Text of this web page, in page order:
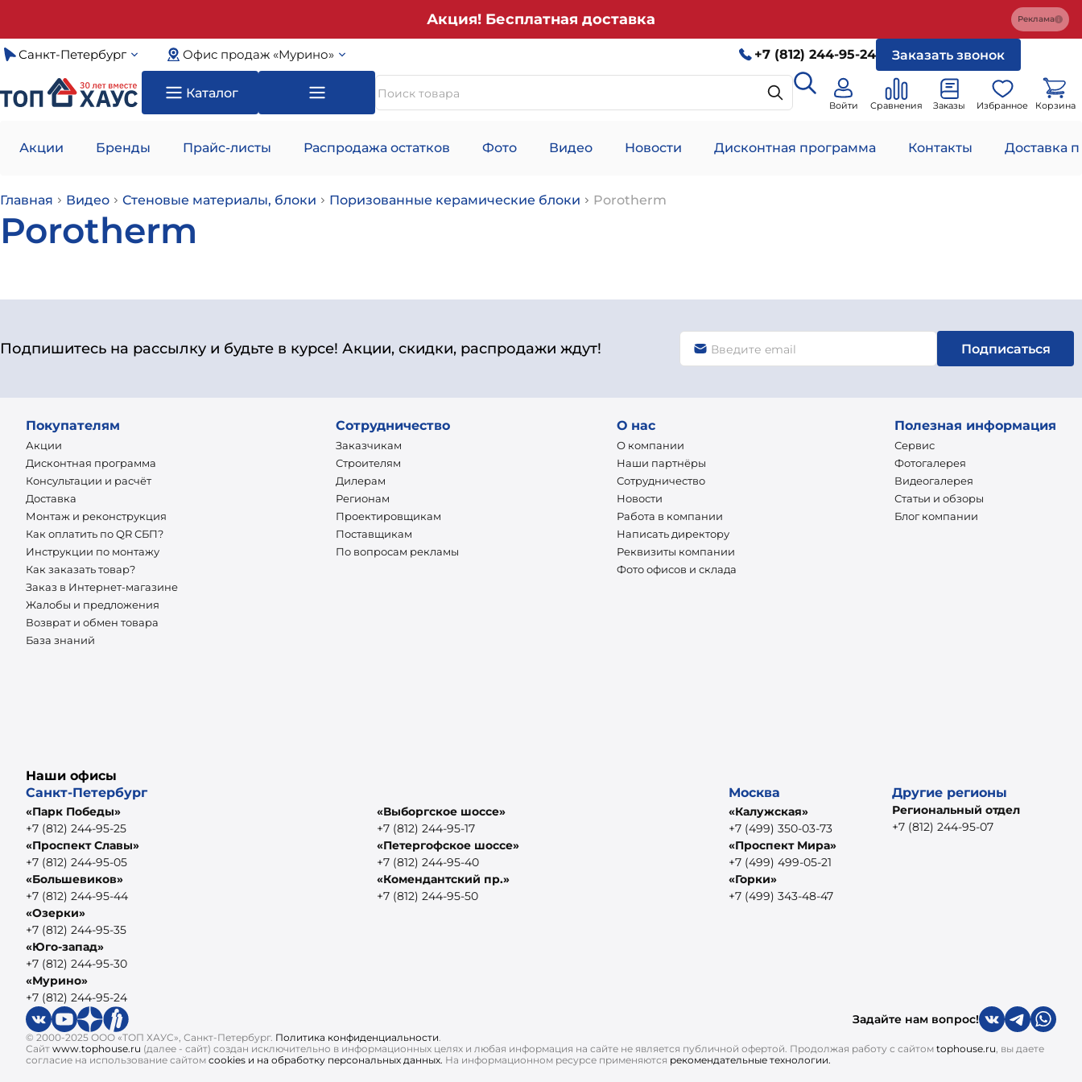
Акция! Бесплатная доставка Реклама
Санкт-Петербург Офис продаж «Мурино» +7 (812) 244-95-24 Заказать звонок
Каталог
Войти Сравнения Заказы Избранное Корзина
Акции Бренды Прайс-листы Распродажа остатков Фото Видео Новости Дисконтная программа Контакты Доставка
Главная Видео Стеновые материалы, блоки Поризованные керамические блоки Porotherm
Porotherm
Подпишитесь на рассылку и будьте в курсе! Акции, скидки, распродажи ждут! Подписаться
Покупателям
Акции
Дисконтная программа
Консультации и расчёт
Доставка
Монтаж и реконструкция
Как оплатить по QR СБП?
Инструкции по монтажу
Как заказать товар?
Заказ в Интернет-магазине
Жалобы и предложения
Возврат и обмен товара
База знаний
Сотрудничество
Заказчикам
Строителям
Дилерам
Регионам
Проектировщикам
Поставщикам
По вопросам рекламы
О нас
О компании
Наши партнёры
Сотрудничество
Новости
Работа в компании
Написать директору
Реквизиты компании
Фото офисов и склада
Полезная информация
Сервис
Фотогалерея
Видеогалерея
Статьи и обзоры
Блог компании
Наши офисы
Санкт-Петербург
«Парк Победы»
+7 (812) 244-95-25
«Проспект Славы»
+7 (812) 244-95-05
«Большевиков»
+7 (812) 244-95-44
«Озерки»
+7 (812) 244-95-35
«Юго-запад»
+7 (812) 244-95-30
«Мурино»
+7 (812) 244-95-24
«Выборгское шоссе»
+7 (812) 244-95-17
«Петергофское шоссе»
+7 (812) 244-95-40
«Комендантский пр.»
+7 (812) 244-95-50
Москва
«Калужская»
+7 (499) 350-03-73
«Проспект Мира»
+7 (499) 499-05-21
«Горки»
+7 (499) 343-48-47
Другие регионы
Региональный отдел
+7 (812) 244-95-07
Задайте нам вопрос!
© 2000-2025 ООО «ТОП ХАУС», Санкт-Петербург. Политика конфиденциальности.
Сайт www.tophouse.ru (далее - сайт) создан исключительно в информационных целях и любая информация на сайте не является публичной офертой. Продолжая работу с сайтом tophouse.ru, вы даете
согласие на использование сайтом cookies и на обработку персональных данных. На информационном ресурсе применяются рекомендательные технологии.